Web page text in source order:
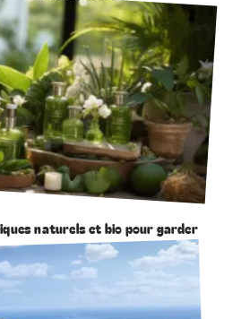
naturels et bio pour garder